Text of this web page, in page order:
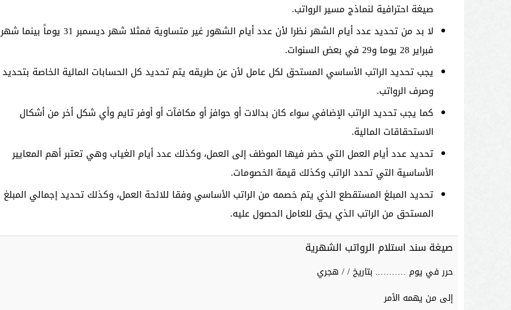
صيغة احترافية لنماذج مسير الرواتب.
لا بد من تحديد عدد أيام الشهر نظرا لأن عدد أيام الشهور غير متساوية فمثلا شهر ديسمبر 31 يوماً بينما شهر
فبراير 28 يوما و29 في بعض السنوات.
يجب تحديد الراتب الأساسي المستحق لكل عامل لأن عن طريقه يتم تحديد كل الحسابات المالية الخاصة بتحديد
وصرف الرواتب.
كما يجب تحديد الراتب الإضافي سواء كان بدالات أو حوافز أو مكافآت أو أوفر تايم وأي شكل أخر من أشكال
الاستحقاقات المالية.
تحديد عدد أيام العمل التي حضر فيها الموظف إلى العمل، وكذلك عدد أيام الغياب وهي تعتبر أهم المعايير
الأساسية التي تحدد الراتب وكذلك قيمة الخصومات.
تحديد المبلغ المستقطع الذي يتم خصمه من الراتب الأساسي وفقا للائحة العمل، وكذلك تحديد إجمالي المبلغ
المستحق من الراتب الذي يحق للعامل الحصول عليه.
صيغة سند استلام الرواتب الشهرية
حرر في يوم ……….. بتاريخ / / هجري
إلى من يهمه الأمر